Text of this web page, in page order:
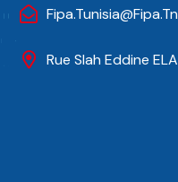
Fipa.tunisia@fipa.tn
Rue Slah Eddine